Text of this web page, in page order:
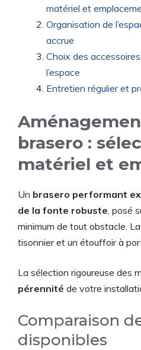
matériel et
Organisation de
accrue
Choix des
l’espace
Entretien régulier et
brasero :
matériel et
Un brasero performant
de la fonte robuste, posé
minimum de tout obstacle.
tisonnier et un étouffoir à
La sélection rigoureuse des
pérennité de votre
Comparaison
disponibles